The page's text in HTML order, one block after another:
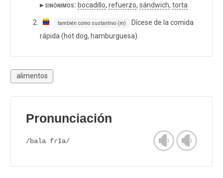
▸ sinónimos: bocadillo, refuerzo, sándwich, torta
también como sustantivo (m)
Dícese de la comida
rápida (hot dog, hamburguesa).
alimentos
Pronunciación
/bala fɾIa/